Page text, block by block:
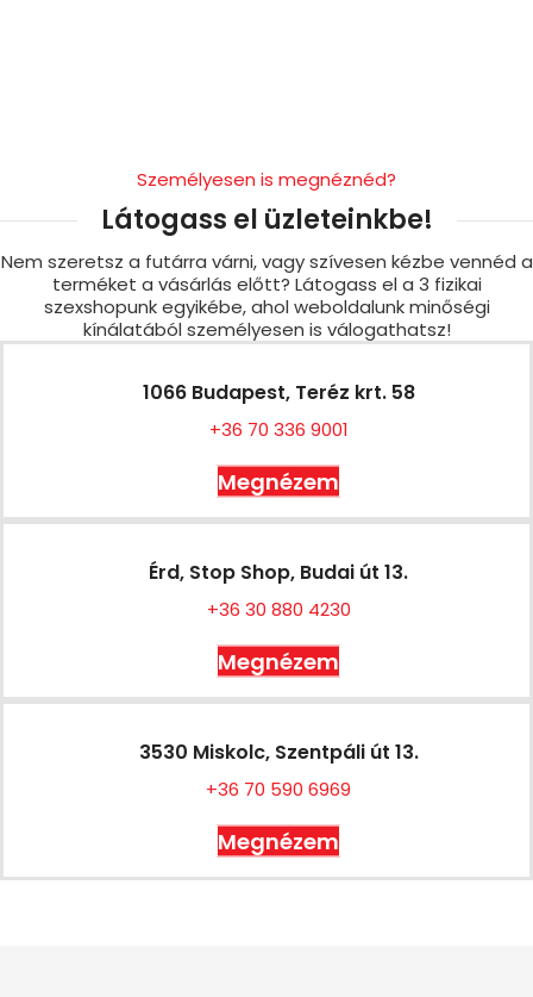
Személyesen is megnéznéd?
Látogass el üzleteinkbe!
Nem szeretsz a futárra várni, vagy szívesen kézbe vennéd a
terméket a vásárlás előtt? Látogass el a 3 fizikai
szexshopunk egyikébe, ahol weboldalunk minőségi
kínálatából személyesen is válogathatsz!
1066 Budapest, Teréz krt. 58
+36 70 336 9001
Megnézem
Érd, Stop Shop, Budai út 13.
+36 30 880 4230
Megnézem
3530 Miskolc, Szentpáli út 13.
+36 70 590 6969
Megnézem